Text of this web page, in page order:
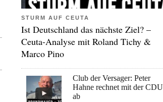
STURM AUF CEUTA
Ist Deutschland das nächste Ziel? –
Ceuta-Analyse mit Roland Tichy &
Marco Pino
Club der Versager: Peter
Hahne rechnet mit der CDU
ab